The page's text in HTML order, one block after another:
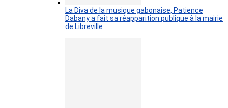
La Diva de la musique gabonaise, Patience
Dabany a fait sa réapparition publique à la mairie
de Libreville